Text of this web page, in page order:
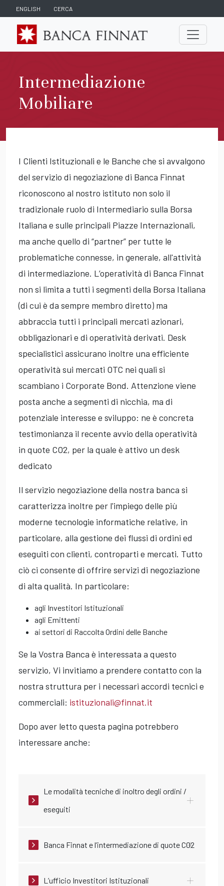
ENGLISH CERCA
Intermediazione
Mobiliare
I Clienti Istituzionali e le Banche che si avvalgono
del servizio di negoziazione di Banca Finnat
riconoscono al nostro istituto non solo il
tradizionale ruolo di Intermediario sulla Borsa
Italiana e sulle principali Piazze Internazionali,
ma anche quello di “partner” per tutte le
problematiche connesse, in generale, all'attività
di intermediazione. L’operatività di Banca Finnat
non si limita a tutti i segmenti della Borsa Italiana
(di cui è da sempre membro diretto) ma
abbraccia tutti i principali mercati azionari,
obbligazionari e di operatività derivati. Desk
specialistici assicurano inoltre una efficiente
operatività sui mercati OTC nei quali si
scambiano i Corporate Bond. Attenzione viene
posta anche a segmenti di nicchia, ma di
potenziale interesse e sviluppo: ne è concreta
testimonianza il recente avvio della operatività
in quote CO2, per la quale è attivo un desk
dedicato
Il servizio negoziazione della nostra banca si
caratterizza inoltre per l'impiego delle più
moderne tecnologie informatiche relative, in
particolare, alla gestione dei flussi di ordini ed
eseguiti con clienti, controparti e mercati. Tutto
ciò ci consente di offrire servizi di negoziazione
di alta qualità. In particolare:
agli Investitori Istituzionali
agli Emittenti
ai settori di Raccolta Ordini delle Banche
Se la Vostra Banca è interessata a questo
servizio, Vi invitiamo a prendere contatto con la
nostra struttura per i necessari accordi tecnici e
commerciali: istituzionali@finnat.it
Dopo aver letto questa pagina potrebbero
interessare anche:
Le modalità tecniche di inoltro degli ordini /
eseguiti
Banca Finnat e l’intermediazione di quote CO2
L’ufficio Investitori Istituzionali